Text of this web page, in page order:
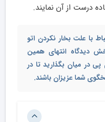
درست از آن نمایند.
با علت بخار نکردن اتو
دیدگاه انتهای همین
پی در میان بگذارید تا در
شما عزیزان باشند.